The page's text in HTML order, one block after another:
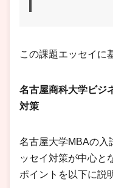
この課題エッセイに
名古屋商科大学ビジ
対策
名古屋大学MBAの入
ッセイ対策が中心と
ポイントを以下に説